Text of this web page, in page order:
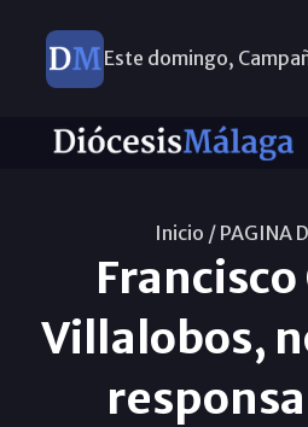
Este domingo,
Inicio / PAGINA
Villalobos,